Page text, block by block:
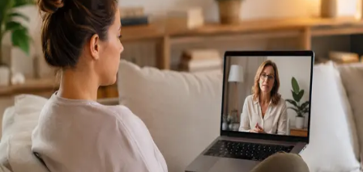
Servicios ofrecidos
Elige un servicio para ver las plazas disponibles con Javier.
€120
Psicología Clínica